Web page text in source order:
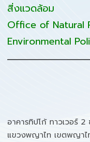
สิ่งแวดล้อม
Office of Natural
Environmental
อาคารทิปโก้ ทาวเวอร์
แขวงพญาไท เขตพญา